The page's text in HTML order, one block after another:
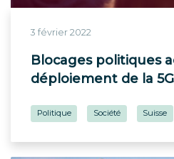
3 février 2022
Blocages politiques
déploiement de la 5G
Politique Société Suisse